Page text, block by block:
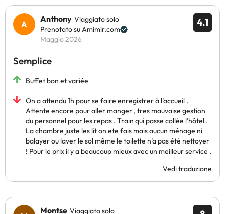
4.1
Anthony Viaggiato solo
Prenotato su Amimir.com
Maggio 2026
Semplice
Buffet bon et variée
On a attendu 1h pour se faire enregistrer à l’accueil .
Attente encore pour aller manger , tres mauvaise gestion
du personnel pour les repas . Train qui passe collée l’hôtel .
La chambre juste les lit on ete fais mais aucun ménage ni
balayer ou laver le sol même le toilette n’a pas été nettoyer
! Pour le prix il y a beaucoup mieux avec un meilleur service .
Vedi traduzione
Montse Viaggiato solo